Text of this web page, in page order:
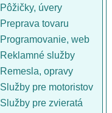
Pôžičky, úvery
Preprava tovaru
Programovanie, web
Reklamné služby
Remesla, opravy
Služby pre motoristov
Služby pre zvieratá